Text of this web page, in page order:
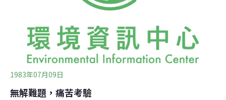
取採樣行動，並將檢體送往加拿大環境局化驗室，委託曾
1983年07月09日
無解難題，痛苦考驗